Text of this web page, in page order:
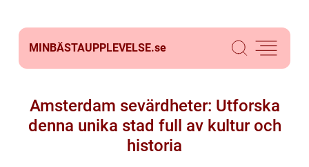
MINBÄSTAUPPLEVELSE.se
Amsterdam sevärdheter: Utforska
denna unika stad full av kultur och
historia